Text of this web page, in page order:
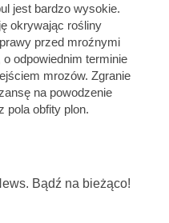
jest bardzo wysokie.
okrywając rośliny
przed mroźnymi
odpowiednim terminie
mrozów. Zgranie
na powodzenie
pola obfity plon.
Bądź na bieżąco!